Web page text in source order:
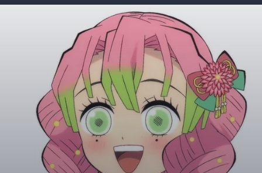
https://giaydabonghana.com/chibi-mitsuri